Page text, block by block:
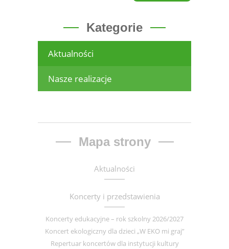
Kategorie
Aktualności
Nasze realizacje
Mapa strony
Aktualności
Koncerty i przedstawienia
Koncerty edukacyjne – rok szkolny 2026/2027
Koncert ekologiczny dla dzieci „W EKO mi graj”
Repertuar koncertów dla instytucji kultury